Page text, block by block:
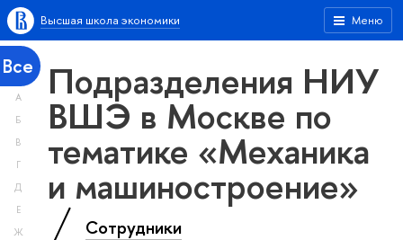
Меню
Высшая школа экономики
Все
А
Б
В
Г
Д
Е
Ж
Подразделения НИУ
ВШЭ в Москве по
тематике «Механика
и машиностроение»
Сотрудники